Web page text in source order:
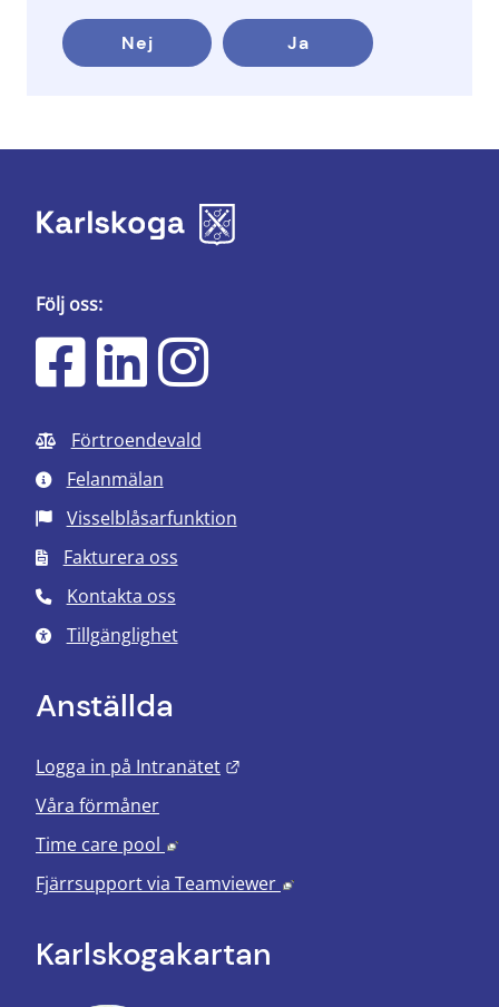
Nej Ja
Följ oss:
Förtroendevald
Felanmälan
Visselblåsarfunktion
Fakturera oss
Kontakta oss
Tillgänglighet
Anställda
Logga in på Intranätet
Våra förmåner
Time care pool
Länk till annan webbplats, öppnas i
Fjärrsupport via Teamviewer Länk till annan
Karlskoga­kartan